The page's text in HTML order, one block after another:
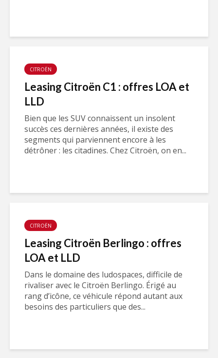
CITROËN
Leasing Citroën C1 : offres LOA et
LLD
Bien que les SUV connaissent un insolent
succès ces dernières années, il existe des
segments qui parviennent encore à les
détrôner : les citadines. Chez Citroën, on en...
CITROËN
Leasing Citroën Berlingo : offres
LOA et LLD
Dans le domaine des ludospaces, difficile de
rivaliser avec le Citroën Berlingo. Érigé au
rang d’icône, ce véhicule répond autant aux
besoins des particuliers que des...